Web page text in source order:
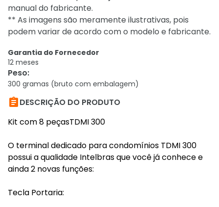
manual do fabricante.​
** As imagens são meramente ilustrativas, pois
podem variar de acordo com o modelo e fabricante.
Garantia do Fornecedor
12 meses
Peso:
300 gramas (bruto com embalagem)
DESCRIÇÃO DO PRODUTO
Kit com 8 peçasTDMI 300
O terminal dedicado para condomínios TDMI 300
possui a qualidade Intelbras que você já conhece e
ainda 2 novas funções:
Tecla Portaria: